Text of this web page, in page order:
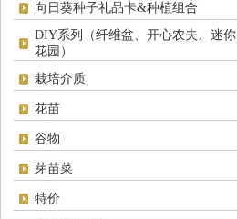
向日葵种子礼品卡&种植组合
DIY系列（纤维盆、开心农夫、迷你
花园）
栽培介质
花苗
谷物
芽苗菜
特价